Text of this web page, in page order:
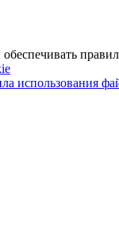
использования